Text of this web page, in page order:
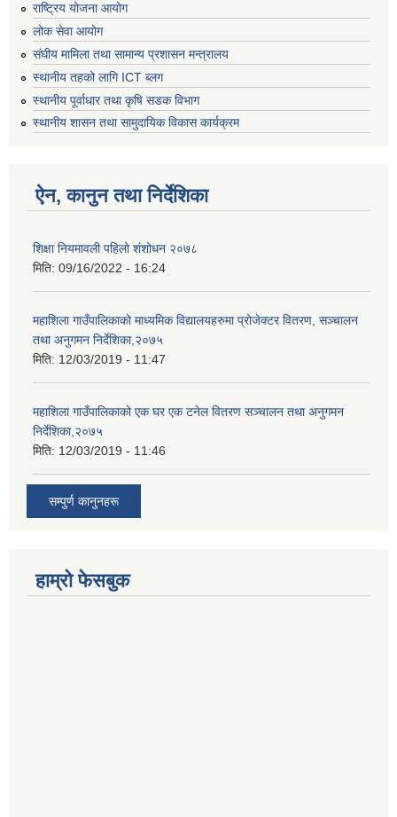
राष्ट्रिय योजना आयोग
लोक सेवा आयोग
संघीय मामिला तथा सामान्य प्रशासन मन्त्रालय
स्थानीय तहको लागि ICT ब्लग
स्थानीय पूर्वाधार तथा कृषि सडक विभाग
स्थानीय शासन तथा सामुदायिक विकास कार्यक्रम
ऐन, कानुन तथा निर्देशिका
शिक्षा नियमावली पहिलो शंशोधन २०७८
मिति: 09/16/2022 - 16:24
महाशिला गाउँपालिकाको माध्यमिक विद्यालयहरुमा प्रोजेक्टर वितरण, सञ्चालन
तथा अनुगमन निर्देशिका,२०७५
मिति: 12/03/2019 - 11:47
महाशिला गाउँपालिकाको एक घर एक टनेल वितरण सञ्चालन तथा अनुगमन
निर्देशिका,२०७५
मिति: 12/03/2019 - 11:46
सम्पुर्ण कानुनहरू
हाम्रो फेसबुक